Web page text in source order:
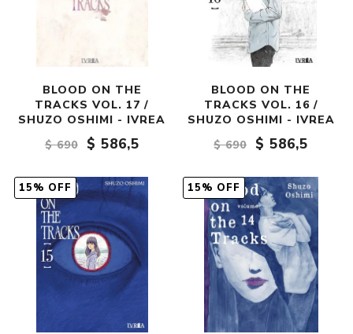
BLOOD ON THE
TRACKS VOL. 17 /
SHUZO OSHIMI - IVREA
$ 690
$ 586,5
BLOOD ON THE
TRACKS VOL. 16 /
SHUZO OSHIMI - IVREA
$ 690
$ 586,5
15% OFF 15% OFF